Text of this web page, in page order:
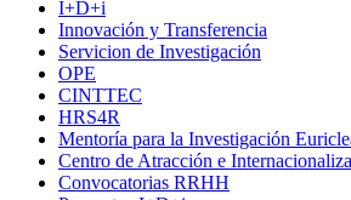
I+D+i
Innovación y Transferencia
Servicion de Investigación
OPE
CINTTEC
HRS4R
Mentoría para la Investigación
Centro de Atracción e
Convocatorias RRHH